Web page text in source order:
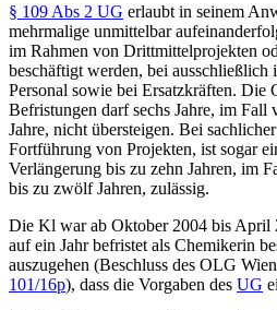
§ 109 Abs 2 UG erlaubt in seinem
mehrmalige unmittelbar
im Rahmen von Drittmittelprojekten
beschäftigt werden, bei ausschließlich
Personal sowie bei Ersatzkräften. Die
Befristungen darf sechs Jahre, im Fall
Jahre, nicht übersteigen. Bei
Fortführung von Projekten, ist sogar
Verlängerung bis zu zehn Jahren, im
bis zu zwölf Jahren, zulässig.
Die Kl war ab Oktober 2004 bis April
auf ein Jahr befristet als Chemikerin
auszugehen (Beschluss des OLG Wien
101/16p), dass die Vorgaben des UG